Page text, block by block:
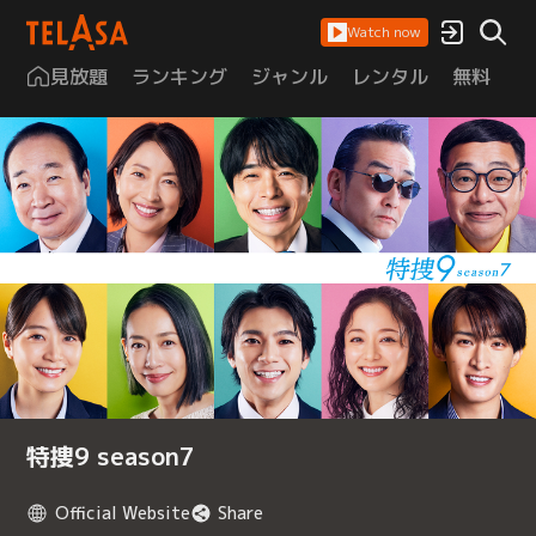
Watch now
見放題 ランキング ジャンル レンタル 無料
特捜9 season7
Official Website Share